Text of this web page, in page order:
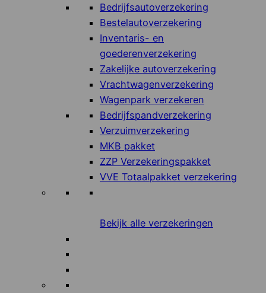
Bedrijfsautoverzekering
Bestelautoverzekering
Inventaris- en
goederenverzekering
Zakelijke autoverzekering
Vrachtwagenverzekering
Wagenpark verzekeren
Bedrijfspandverzekering
Verzuimverzekering
MKB pakket
ZZP Verzekeringspakket
VVE Totaalpakket verzekering
Bekijk alle verzekeringen